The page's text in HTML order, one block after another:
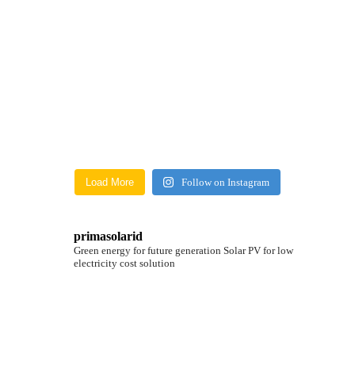
Load More Follow on Instagram
primasolarid
Green energy for future generation Solar PV for low
electricity cost solution